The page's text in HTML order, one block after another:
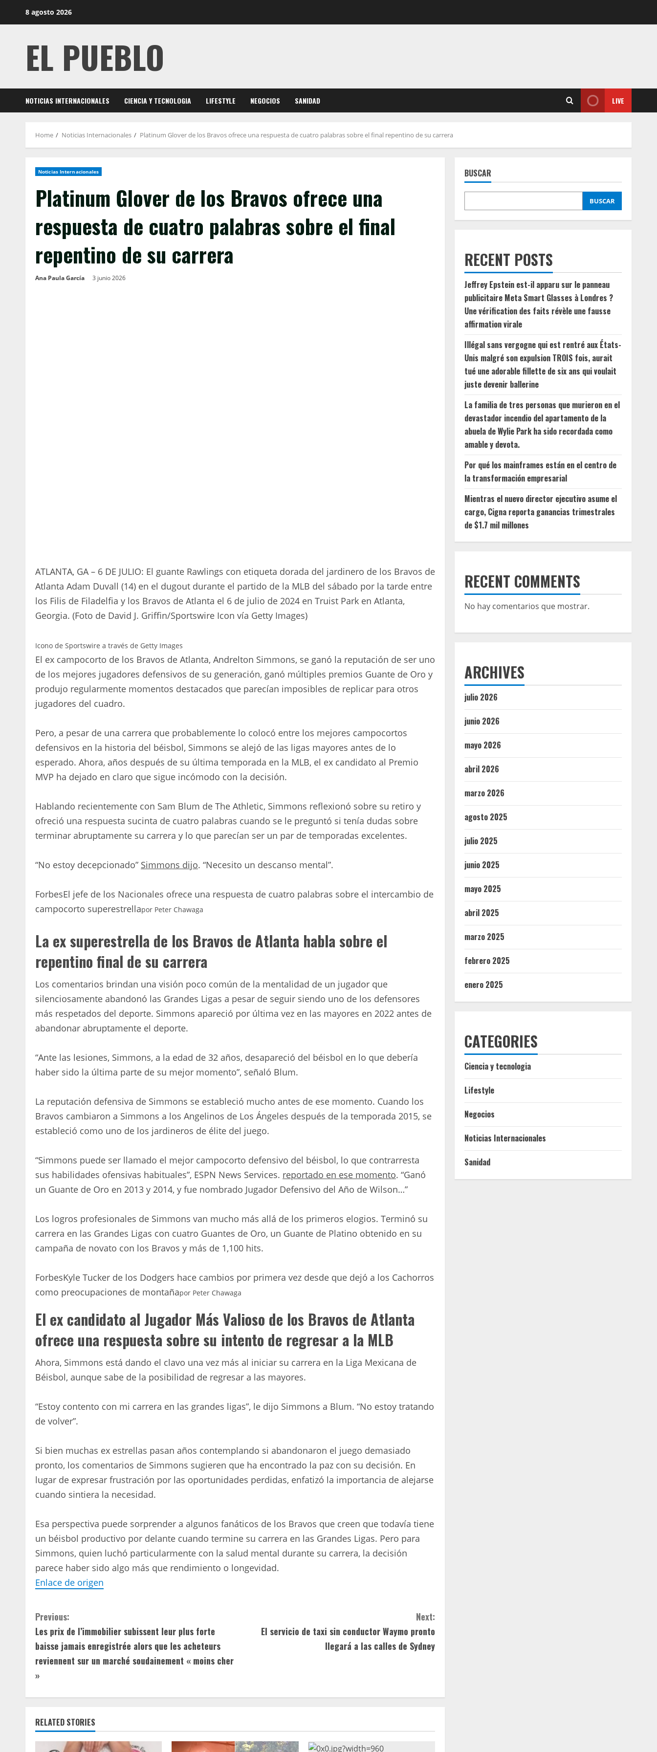
8 agosto 2026
EL PUEBLO
NOTICIAS INTERNACIONALES CIENCIA Y TECNOLOGIA LIFESTYLE NEGOCIOS SANIDAD LIVE
Home Noticias Internacionales Platinum Glover de los Bravos ofrece una respuesta de cuatro palabras sobre el final repentino de su carrera
Noticias Internacionales
Platinum Glover de los Bravos ofrece una
respuesta de cuatro palabras sobre el final
repentino de su carrera
Ana Paula García 3 junio 2026
ATLANTA, GA – 6 DE JULIO: El guante Rawlings con etiqueta dorada del jardinero de los Bravos de
Atlanta Adam Duvall (14) en el dugout durante el partido de la MLB del sábado por la tarde entre
los Filis de Filadelfia y los Bravos de Atlanta el 6 de julio de 2024 en Truist Park en Atlanta,
Georgia. (Foto de David J. Griffin/Sportswire Icon vía Getty Images)
Icono de Sportswire a través de Getty Images
El ex campocorto de los Bravos de Atlanta, Andrelton Simmons, se ganó la reputación de ser uno
de los mejores jugadores defensivos de su generación, ganó múltiples premios Guante de Oro y
produjo regularmente momentos destacados que parecían imposibles de replicar para otros
jugadores del cuadro.
Pero, a pesar de una carrera que probablemente lo colocó entre los mejores campocortos
defensivos en la historia del béisbol, Simmons se alejó de las ligas mayores antes de lo
esperado. Ahora, años después de su última temporada en la MLB, el ex candidato al Premio
MVP ha dejado en claro que sigue incómodo con la decisión.
Hablando recientemente con Sam Blum de The Athletic, Simmons reflexionó sobre su retiro y
ofreció una respuesta sucinta de cuatro palabras cuando se le preguntó si tenía dudas sobre
terminar abruptamente su carrera y lo que parecían ser un par de temporadas excelentes.
“No estoy decepcionado” Simmons dijo. “Necesito un descanso mental”.
ForbesEl jefe de los Nacionales ofrece una respuesta de cuatro palabras sobre el intercambio de
campocorto superestrellapor Peter Chawaga
La ex superestrella de los Bravos de Atlanta habla sobre el
repentino final de su carrera
Los comentarios brindan una visión poco común de la mentalidad de un jugador que
silenciosamente abandonó las Grandes Ligas a pesar de seguir siendo uno de los defensores
más respetados del deporte. Simmons apareció por última vez en las mayores en 2022 antes de
abandonar abruptamente el deporte.
“Ante las lesiones, Simmons, a la edad de 32 años, desapareció del béisbol en lo que debería
haber sido la última parte de su mejor momento”, señaló Blum.
La reputación defensiva de Simmons se estableció mucho antes de ese momento. Cuando los
Bravos cambiaron a Simmons a los Angelinos de Los Ángeles después de la temporada 2015, se
estableció como uno de los jardineros de élite del juego.
“Simmons puede ser llamado el mejor campocorto defensivo del béisbol, lo que contrarresta
sus habilidades ofensivas habituales”, ESPN News Services. reportado en ese momento. “Ganó
un Guante de Oro en 2013 y 2014, y fue nombrado Jugador Defensivo del Año de Wilson…”
Los logros profesionales de Simmons van mucho más allá de los primeros elogios. Terminó su
carrera en las Grandes Ligas con cuatro Guantes de Oro, un Guante de Platino obtenido en su
campaña de novato con los Bravos y más de 1,100 hits.
ForbesKyle Tucker de los Dodgers hace cambios por primera vez desde que dejó a los Cachorros
como preocupaciones de montañapor Peter Chawaga
El ex candidato al Jugador Más Valioso de los Bravos de Atlanta
ofrece una respuesta sobre su intento de regresar a la MLB
Ahora, Simmons está dando el clavo una vez más al iniciar su carrera en la Liga Mexicana de
Béisbol, aunque sabe de la posibilidad de regresar a las mayores.
“Estoy contento con mi carrera en las grandes ligas”, le dijo Simmons a Blum. “No estoy tratando
de volver”.
Si bien muchas ex estrellas pasan años contemplando si abandonaron el juego demasiado
pronto, los comentarios de Simmons sugieren que ha encontrado la paz con su decisión. En
lugar de expresar frustración por las oportunidades perdidas, enfatizó la importancia de alejarse
cuando sintiera la necesidad.
Esa perspectiva puede sorprender a algunos fanáticos de los Bravos que creen que todavía tiene
un béisbol productivo por delante cuando termine su carrera en las Grandes Ligas. Pero para
Simmons, quien luchó particularmente con la salud mental durante su carrera, la decisión
parece haber sido algo más que rendimiento o longevidad.
Enlace de origen
C
o
n
t
i
n
u
Previous:
Les prix de l’immobilier subissent leur plus forte
baisse jamais enregistrée alors que les acheteurs
reviennent sur un marché soudainement « moins cher
»
Next:
El servicio de taxi sin conductor Waymo pronto
llegará a las calles de Sydney
RELATED STORIES
BUSCAR
BUSCAR
RECENT POSTS
Jeffrey Epstein est-il apparu sur le panneau
publicitaire Meta Smart Glasses à Londres ?
Une vérification des faits révèle une fausse
affirmation virale
Illégal sans vergogne qui est rentré aux États-
Unis malgré son expulsion TROIS fois, aurait
tué une adorable fillette de six ans qui voulait
juste devenir ballerine
La familia de tres personas que murieron en el
devastador incendio del apartamento de la
abuela de Wylie Park ha sido recordada como
amable y devota.
Por qué los mainframes están en el centro de
la transformación empresarial
Mientras el nuevo director ejecutivo asume el
cargo, Cigna reporta ganancias trimestrales
de $1.7 mil millones
RECENT COMMENTS
No hay comentarios que mostrar.
ARCHIVES
julio 2026
junio 2026
mayo 2026
abril 2026
marzo 2026
agosto 2025
julio 2025
junio 2025
mayo 2025
abril 2025
marzo 2025
febrero 2025
enero 2025
CATEGORIES
Ciencia y tecnologia
Lifestyle
Negocios
Noticias Internacionales
Sanidad